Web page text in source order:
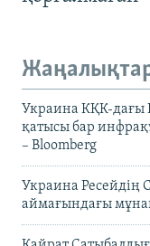
Украина КҚК-дағы
қатысы бар
– Bloomberg
Украина Ресейдің
аймағындағы